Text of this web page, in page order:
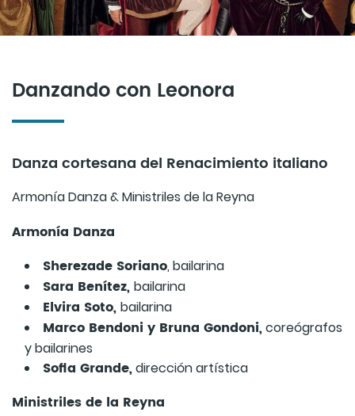
Danzando con Leonora
Danza cortesana del Renacimiento italiano
Armonía Danza & Ministriles de la Reyna
Armonía Danza
Sherezade Soriano, bailarina
Sara Benítez, bailarina
Elvira Soto, bailarina
Marco Bendoni y Bruna Gondoni,coreógrafos
y bailarines
Sofia Grande,dirección artística
Ministriles de la Reyna